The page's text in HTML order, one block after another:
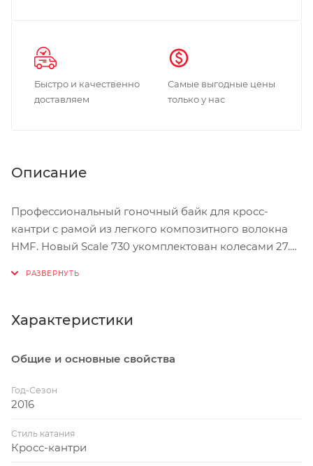
Быстро и качественно
доставляем
Самые выгодные цены
только у нас
Описание
Профессиональный гоночный байк для кросс-
кантри с рамой из легкого композитного волокна
HMF. Новый Scale 730 укомплектован колесами 27.5
дистанционной манетки RideLoc.
вариантами колес: 27.5 дюймов (серия 700) и 29
дюймов (серия 900). Оба варианта предлагают
максимальные преимущества, которые в состоянии
выберите вы Scale с колесами 27.5 дюймов, или Scale
с колесами 29 дюймов - это будет велосипед с
Характеристики
Общие и основные свойства
Год-Сезон
2016
Стиль катания
Кросс-кантри